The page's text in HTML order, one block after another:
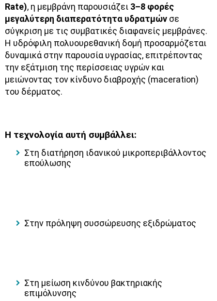
Rate), η μεμβράνη παρουσιάζει 3–8 φορές
μεγαλύτερη διαπερατότητα υδρατμών σε
σύγκριση με τις συμβατικές διαφανείς μεμβράνες.
Η υδρόφιλη πολυουρεθανική δομή προσαρμόζεται
δυναμικά στην παρουσία υγρασίας, επιτρέποντας
την εξάτμιση της περίσσειας υγρών και
μειώνοντας τον κίνδυνο διαβροχής (maceration)
του δέρματος.
Η τεχνολογία αυτή συμβάλλει:
Στη διατήρηση ιδανικού μικροπεριβάλλοντος
επούλωσης
Στην πρόληψη συσσώρευσης εξιδρώματος
Στη μείωση κινδύνου βακτηριακής
επιμόλυνσης